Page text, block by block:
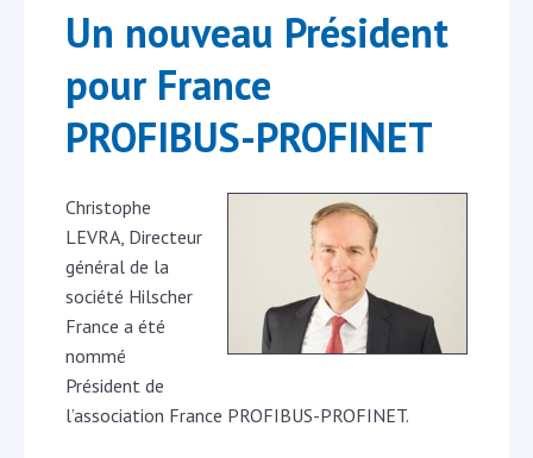
Un nouveau Président
pour France
PROFIBUS-PROFINET
Christophe
LEVRA, Directeur
général de la
société Hilscher
France a été
nommé
Président de
l’association France PROFIBUS-PROFINET.